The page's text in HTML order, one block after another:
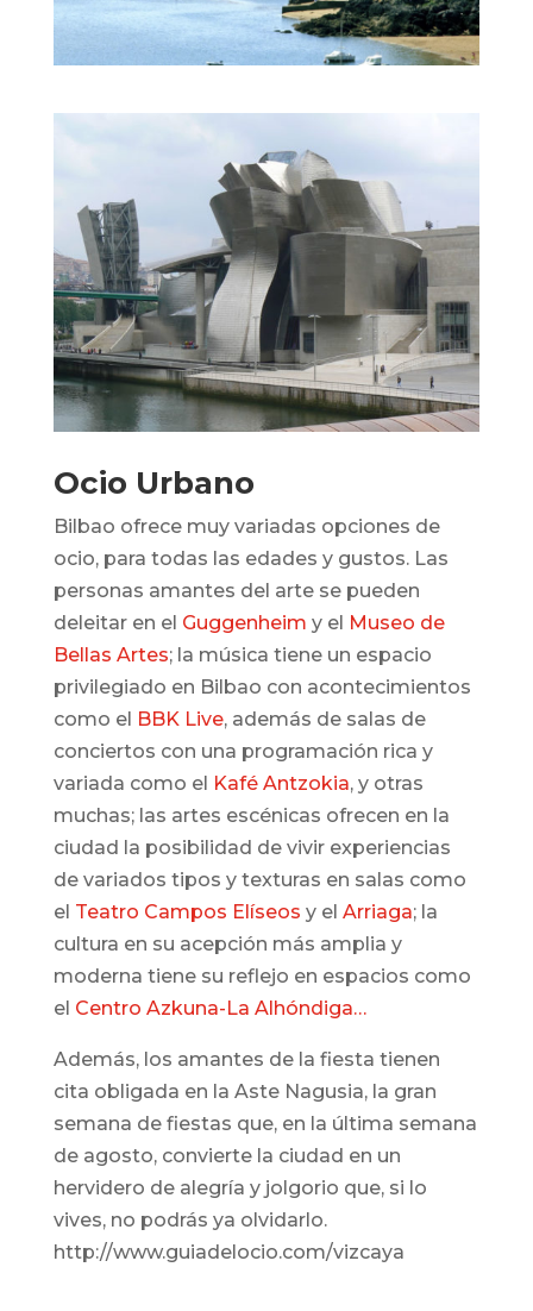
Ocio Urbano
Bilbao ofrece muy variadas opciones de
ocio, para todas las edades y gustos. Las
personas amantes del arte se pueden
deleitar en el Guggenheim y el Museo de
Bellas Artes; la música tiene un espacio
privilegiado en Bilbao con acontecimientos
como el BBK Live, además de salas de
conciertos con una programación rica y
variada como el Kafé Antzokia, y otras
muchas; las artes escénicas ofrecen en la
ciudad la posibilidad de vivir experiencias
de variados tipos y texturas en salas como
el Teatro Campos Elíseos y el Arriaga; la
cultura en su acepción más amplia y
moderna tiene su reflejo en espacios como
el Centro Azkuna-La Alhóndiga…
Además, los amantes de la fiesta tienen
cita obligada en la Aste Nagusia, la gran
semana de fiestas que, en la última semana
de agosto, convierte la ciudad en un
hervidero de alegría y jolgorio que, si lo
vives, no podrás ya olvidarlo.
http://www.guiadelocio.com/vizcaya